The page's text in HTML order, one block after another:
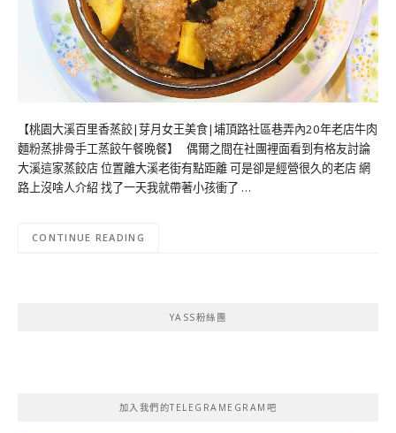
【桃園大溪百里香蒸餃|芽月女王美食|埔頂路社區巷弄內20年老店牛肉
麵粉蒸排骨手工蒸餃午餐晚餐】 偶爾之間在社團裡面看到有格友討論
大溪這家蒸餃店 位置離大溪老街有點距離 可是卻是經營很久的老店 網
路上沒啥人介紹 找了一天我就帶著小孩衝了 …
CONTINUE READING
YASS粉絲團
加入我們的TELEGRAMEGRAM吧